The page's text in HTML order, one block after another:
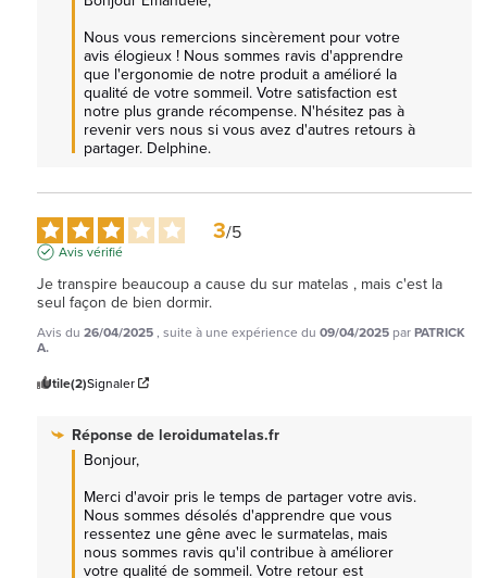
Nous vous remercions sincèrement pour votre
avis élogieux ! Nous sommes ravis d'apprendre
que l'ergonomie de notre produit a amélioré la
qualité de votre sommeil. Votre satisfaction est
notre plus grande récompense. N'hésitez pas à
revenir vers nous si vous avez d'autres retours à
partager. Delphine.
3/5
Avis vérifié
Je transpire beaucoup a cause du sur matelas , mais c'est la
seul façon de bien dormir.
Avis du 26/04/2025, suite à une expérience du 09/04/2025 parPATRICK
A.
Utile(2)Signaler
Réponse de leroidumatelas.fr
Bonjour,
Merci d'avoir pris le temps de partager votre avis.
Nous sommes désolés d'apprendre que vous
ressentez une gêne avec le surmatelas, mais
nous sommes ravis qu'il contribue à améliorer
votre qualité de sommeil. Votre retour est